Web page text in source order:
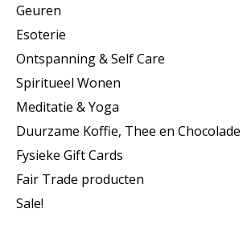
Geuren
Esoterie
Ontspanning & Self Care
Spiritueel Wonen
Meditatie & Yoga
Duurzame Koffie, Thee en Chocolade
Fysieke Gift Cards
Fair Trade producten
Sale!